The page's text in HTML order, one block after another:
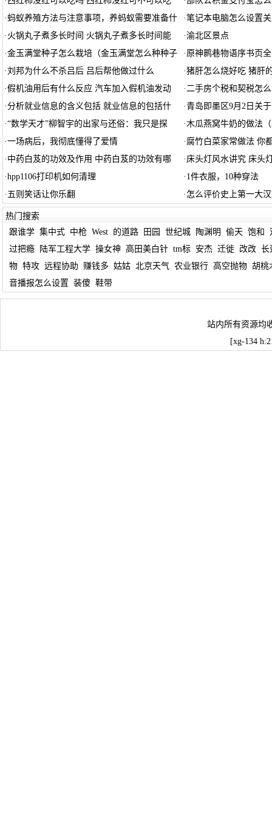
· 蚂蚁养殖方法与注意事项，养蚂蚁需要准备什 ·笔记本电脑怎么设置
· 火锅丸子煮多长时间 火锅丸子煮多长时间能 ·渝北区景点
·金玉满堂种子怎么栽培（金玉满堂怎么种种子 · 原神鹮巷物语序书页
·刘邦为什么不杀吕后 吕后帮他做过什么 ·猪肝怎么烧好吃 猪肝
·假机油用后有什么反应 汽车加入假机油发动 ·二手房个税和契税怎
·分析就业信息的含义包括 就业信息的包括什 ·青岛即墨区9月2日关
·“数学天才”柳智宇的出家与还俗：我只是探 ·木瓜燕窝牛奶的做法
·一场病后，我彻底懂得了爱情 · 腐竹白菜家常做法 你
· 中药白芨的功效及作用 中药白芨的功效有哪 · 床头灯风水讲究 床头
·hpp1106打印机如何清理 · 1件衣服，10种穿法
· 五则笑话让你乐翻 · 怎么评价史上第一大
热门搜索
跟谁学 集中式 中枪 West 的道路 田园 世纪城 陶渊明 偷天 饱和
过把瘾
陆军工程大学 操女神 高田美白针 tm标 安杰 迁徙 改改 长
物 特攻 远程协助 赚钱多 姑姑 北京天气 农业银行 高空抛物 胡桃
音播报怎么设置 装傻 鞋带
站内所有资源均
[xg-134